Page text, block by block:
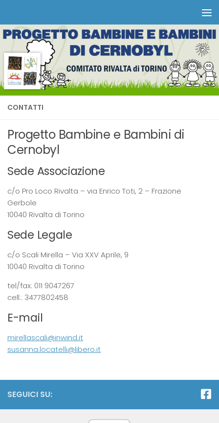
CONTATTI
Progetto Bambine e Bambini di
Cernobyl
Sede Associazione
c/o Pro Loco Rivalta – via Enrico Toti, 2 – Frazione
Gerbole
10040 Rivalta di Torino
Sede Legale
c/o Scali Mirella – Via XXV Aprile, 9
10040 Rivalta di Torino
tel/fax: 011 9047267
cell.: 3477802458
E-mail
mirellascali@inwind.it
susanna.locatelli@libero.it
SEGUICI SU: